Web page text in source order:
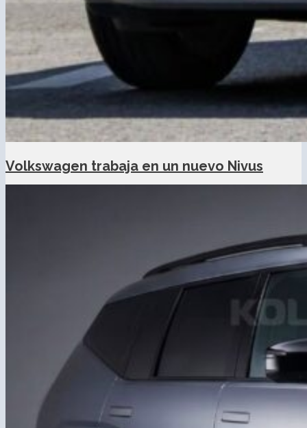
Volkswagen trabaja en un nuevo Nivus